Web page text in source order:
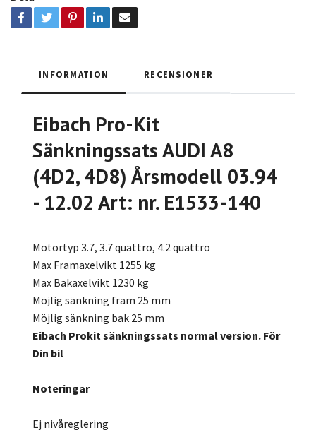
INFORMATION RECENSIONER
Eibach Pro-Kit
Sänkningssats AUDI A8
(4D2, 4D8) Årsmodell 03.94
- 12.02 Art: nr. E1533-140
Motortyp 3.7, 3.7 quattro, 4.2 quattro
Max Framaxelvikt 1255 kg
Max Bakaxelvikt 1230 kg
Möjlig sänkning fram 25 mm
Möjlig sänkning bak 25 mm
Eibach Prokit sänkningssats normal version. För
Din bil
Noteringar
Ej nivåreglering